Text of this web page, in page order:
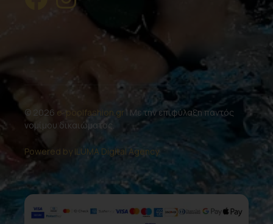
© 2026 e-poolfashion.gr | Με την επιφύλαξη παντός
νομίμου δικαιώματος.
Powered by ILUMA Digital Agency.